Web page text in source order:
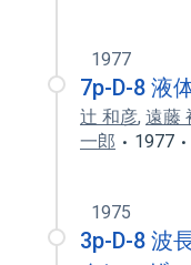
1977
7p-D-8 液
辻 和彦, 遠藤
一郎
1977
1975
3p-D-8 波